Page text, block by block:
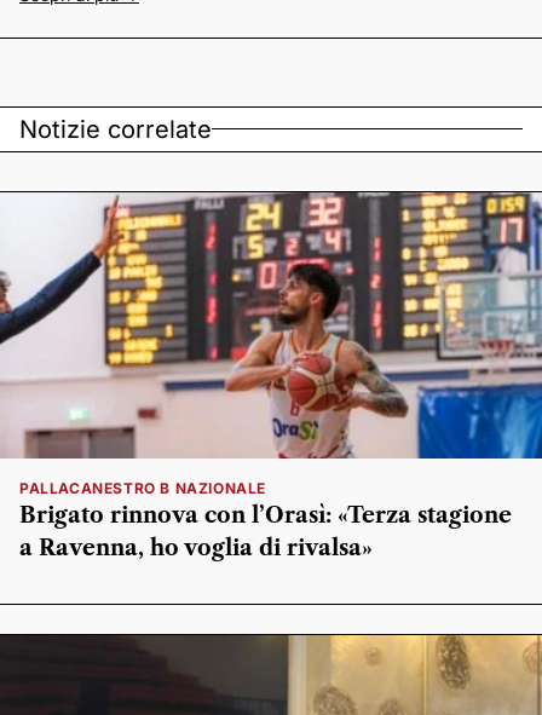
Notizie correlate
PALLACANESTRO B NAZIONALE
Brigato rinnova con l’Orasì: «Terza stagione
a Ravenna, ho voglia di rivalsa»